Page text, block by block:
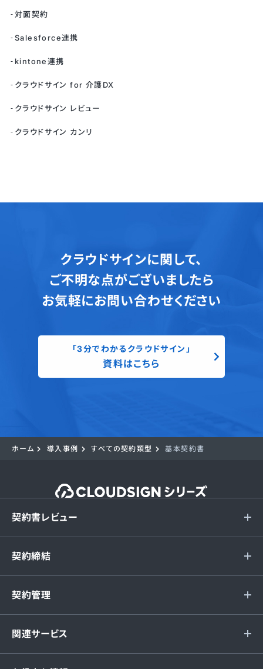
対面契約
Salesforce連携
kintone連携
クラウドサイン for 介護DX
クラウドサイン レビュー
クラウドサイン カンリ
クラウドサインに関して、
ご不明な点がございましたら
お気軽にお問い合わせください
「3分でわかるクラウドサイン」
資料はこちら
ホーム 導入事例 すべての契約類型 基本契約書
契約書レビュー
契約締結
契約管理
関連サービス